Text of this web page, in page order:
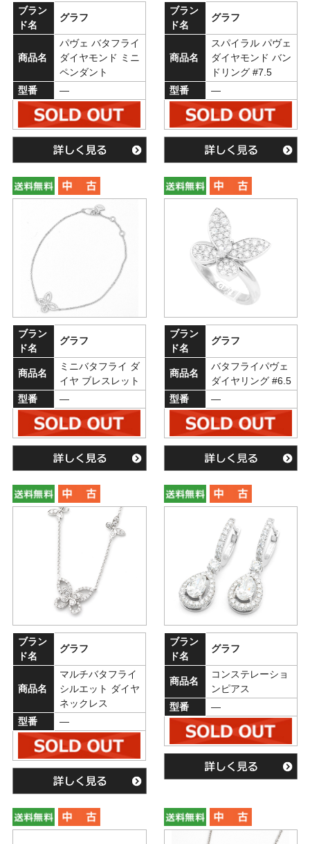
ブラン
ド名
グラフ
商品名
パヴェ バタフライ
ダイヤモンド ミニ
ペンダント
型番
―
ブラン
ド名
グラフ
商品名
スパイラル パヴェ
ダイヤモンド バン
ドリング #7.5
型番
―
ブラン
ド名
グラフ
商品名
ミニバタフライ ダ
イヤ ブレスレット
型番
―
ブラン
ド名
グラフ
商品名
バタフライパヴェ
ダイヤリング #6.5
型番
―
ブラン
ド名
グラフ
商品名
マルチバタフライ
シルエット ダイヤ
ネックレス
型番
―
ブラン
ド名
グラフ
商品名
コンステレーショ
ンピアス
型番
―